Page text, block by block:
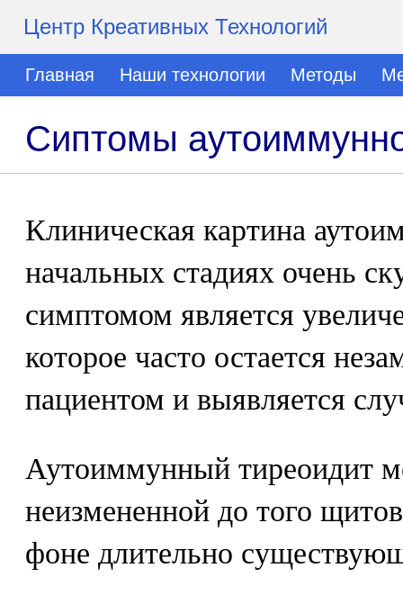
Центр Креативных Технологий
Главная Наши технологии Методы
Сиптомы
Клиническая картина
начальных стадиях очень
симптомом является
которое часто остается
пациентом и выявляется
Аутоиммунный тиреоидит
неизмененной до того
фоне длительно